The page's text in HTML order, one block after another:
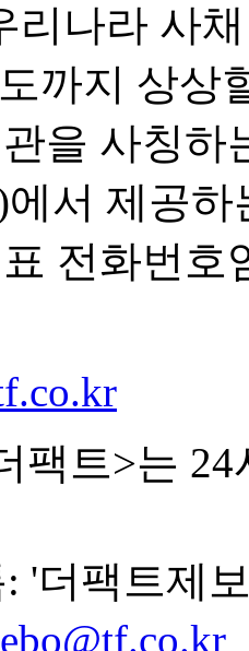
리나라 사
까지 상상
을 사칭
서 제공
전화번
팩트>는
: '더팩트제